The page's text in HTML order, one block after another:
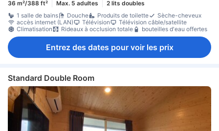
36 m²/388 ft² Max. 5 adultes
2 lits doubles
1 salle de bains
Douche Produits de toilette
Sèche-cheveux
accès internet (LAN)
Télévision
Télévision câble/satellite
Climatisation
Rideaux à occlusion totale bouteilles d'eau offertes
Entrez des dates pour voir les prix
Standard Double Room